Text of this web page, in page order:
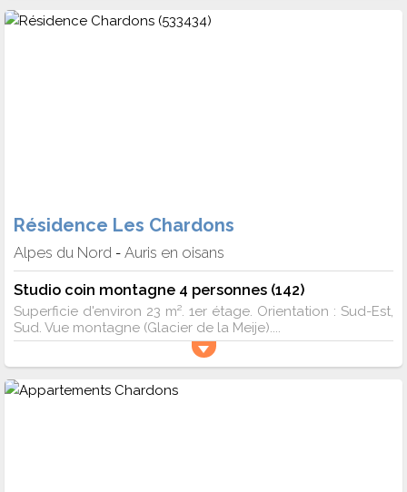
Résidence Les Chardons
Alpes du Nord - Auris en oisans
Studio coin montagne 4 personnes (142)
Superficie d'environ 23 m². 1er étage. Orientation : Sud-Est,
Sud. Vue montagne (Glacier de la Meije)....